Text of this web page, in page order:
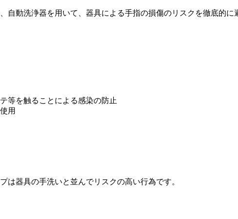
自動洗浄器を用いて、器具による手指の損傷のリスクを徹底的に
等を触ることによる感染の防止
用
は器具の手洗いと並んでリスクの高い行為です。